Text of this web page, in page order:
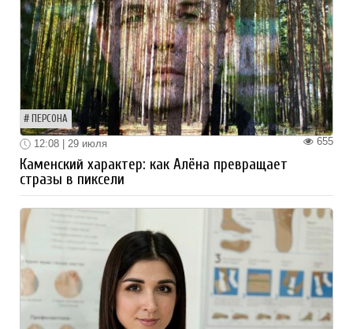
ПЕРСОНА
655
12:08 | 29 июля
Каменский характер: как Алёна превращает
стразы в пиксели